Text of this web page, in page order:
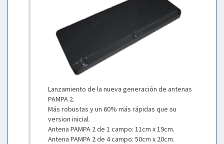
Lanzamiento de la nueva generación de antenas
PAMPA 2.
Más robustas y un 60% más rápidas que su
version inicial.
Antena PAMPA 2 de 1 campo: 11cm x 19cm.
Antena PAMPA 2 de 4 campo: 50cm x 20cm.